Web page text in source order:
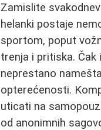
Zamislite
helanki postaje
sportom, poput
trenja i pritiska.
neprestano
opterećenosti.
uticati na
od anonimnih